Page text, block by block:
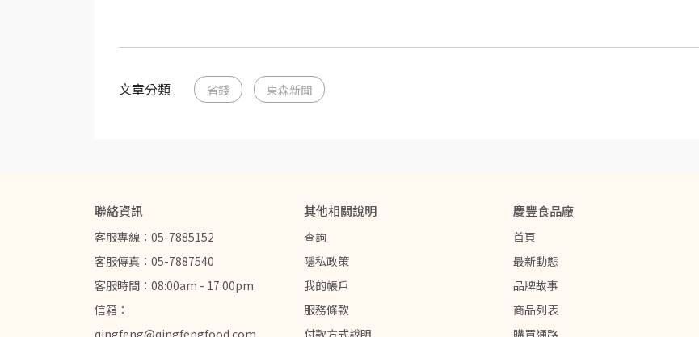
文章分類 省錢 東森新聞
聯絡資訊
客服專線：05-7885152
客服傳真：05-7887540
客服時間：08:00am - 17:00pm
信箱：
qingfeng@qingfengfood.com
其他相關說明
查詢
隱私政策
我的帳戶
服務條款
付款方式說明
慶豐食品廠
首頁
最新動態
品牌故事
商品列表
購買通路